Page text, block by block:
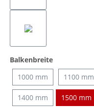
Balkenbreiteauswählen
1000 mm
1100 mm
1400 mm 1500 mm